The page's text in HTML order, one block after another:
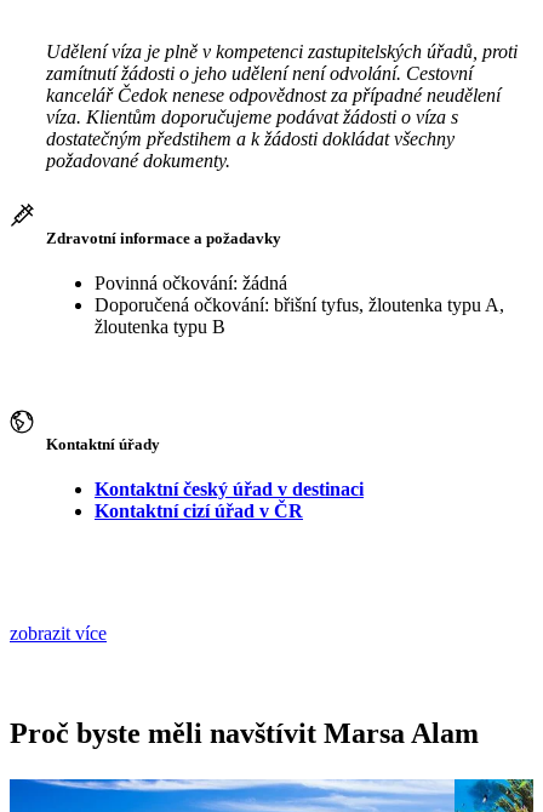
Udělení víza je plně v kompetenci zastupitelských úřadů, proti
zamítnutí žádosti o jeho udělení není odvolání. Cestovní
kancelář Čedok nenese odpovědnost za případné neudělení
víza. Klientům doporučujeme podávat žádosti o víza s
dostatečným předstihem a k žádosti dokládat všechny
požadované dokumenty.
Zdravotní informace a požadavky
Povinná očkování: žádná
Doporučená očkování: břišní tyfus, žloutenka typu A,
žloutenka typu B
Kontaktní úřady
Kontaktní český úřad v destinaci
Kontaktní cizí úřad v ČR
zobrazit více
Proč byste měli navštívit Marsa Alam